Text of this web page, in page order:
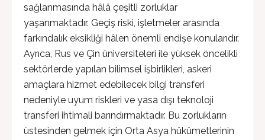
sağlanmasında hâlâ çeşitli zorluklar
yaşanmaktadır. Geçiş riski, işletmeler arasında
farkındalık eksikliği hâlen önemli endişe konularıdır.
Ayrıca, Rus ve Çin üniversiteleri ile yüksek öncelikli
sektörlerde yapılan bilimsel işbirlikleri, askeri
amaçlara hizmet edebilecek bilgi transferi
nedeniyle uyum riskleri ve yasa dışı teknoloji
transferi ihtimali barındırmaktadır. Bu zorlukların
üstesinden gelmek için Orta Asya hükümetlerinin